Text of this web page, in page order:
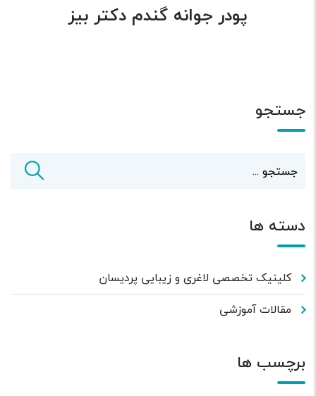
پودر جوانه گندم دکتر بیز
جستجو
دسته ها
کلینیک تخصصی لاغری و زیبایی پردیسان
مقالات آموزشی
برچسب ها